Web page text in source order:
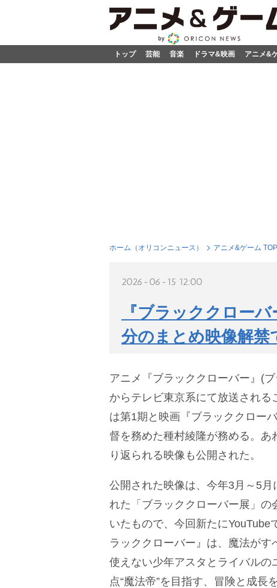
トップ 芸能 音楽 ドラマ&映画 アニメ&
ホーム（オリコンニュース） アニメ&ゲーム TOP
2026-06-15 12:00
『ブラッククロー
分のまとめ映像解禁
アニメ『ブラッククローバー』(
からテレビ東京系にて放送される
は第1期と映画『ブラッククロー
督を務めた種村綾隆が務める。あ
り返られる映像も公開された。
公開された映像は、今年3月～5月
れた「ブラッククローバー展」の
いたもので、今回新たにYouTube
ラッククローバー』は、魔法がす
使えない少年アスタとライバルの
点“魔法帝”を目指す、冒険と成長